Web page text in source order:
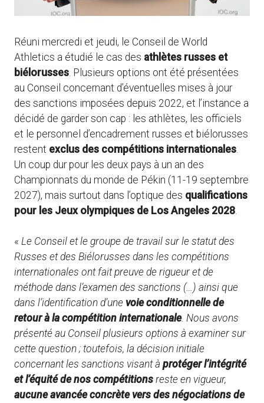
Réuni mercredi et jeudi, le Conseil de World
Athletics a étudié le cas des athlètes russes et
biélorusses . Plusieurs options ont été présentées
au Conseil concernant d’éventuelles mises à jour
des sanctions imposées depuis 2022, et l’instance a
décidé de garder son cap : les athlètes, les officiels
et le personnel d’encadrement russes et biélorusses
restent exclus des compétitions internationales
Un coup dur pour les deux pays à un an des
Championnats du monde de Pékin (11-19 septembre
2027), mais surtout dans l’optique des qualifications
pour les Jeux olympiques de Los Angeles 2028
« Le Conseil et le groupe de travail sur le statut des
Russes et des Biélorusses dans les compétitions
internationales ont fait preuve de rigueur et de
méthode dans l’examen des sanctions (…) ainsi que
dans l’identification d’une voie conditionnelle de
retour à la compétition internationale. Nous avons
présenté au Conseil plusieurs options à examiner sur
cette question ; toutefois, la décision initiale
concernant les sanctions visant à protéger l’intégrité
et l’équité de nos compétitions reste en vigueur,
aucune avancée concrète vers des négociations de